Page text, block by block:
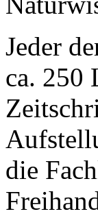
Jeder
ca. 250
die